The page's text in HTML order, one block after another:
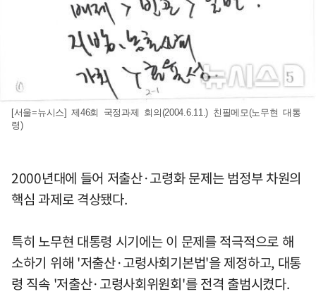
[서울=뉴시스] 제46회 국정과제 회의(2004.6.11.) 친필메모(노무현 대통
령)
2000년대에 들어 저출산·고령화 문제는 범정부 차원의
핵심 과제로 격상됐다.
특히 노무현 대통령 시기에는 이 문제를 적극적으로 해
소하기 위해 '저출산·고령사회기본법'을 제정하고, 대통
령 직속 '저출산·고령사회위원회'를 전격 출범시켰다.